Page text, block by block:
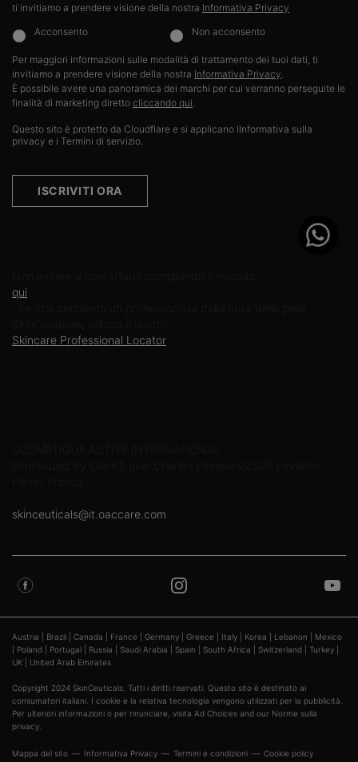
ti invitiamo a prendere visione della nostra Informativa Privacy
Acconsento
Non acconsento
Per maggiori informazioni sulle modalità di trattamento dei tuoi dati, ti
invitiamo a prendere visione della nostra Informativa Privacy.​
È possibile avere una panoramica dei marchi per cui verranno perseguite le
finalità di marketing diretto cliccando qui.
Questo sito è protetto da Cloudflare e si applicano lInformativa sulla
privacy e i Termini di servizio.
ISCRIVITI ORA
qui
Skincare Professional Locator
skinceuticals@it.oaccare.com
Austria Brazil Canada France Germany Greece Italy Korea Lebanon
Mexico
Poland Portugal Russia Saudi Arabia Spain South Africa Switzerland Turkey
UK
United Arab Emirates
Copyright 2024 SkinCeuticals. Tutti i diritti riservati. Questo sito è destinato ai
consumatori italiani. I cookie e la relativa tecnologia vengono utilizzati per la pubblicità.
Per ulteriori informazioni o per rinunciare, visita Ad Choices and our Norme sulla
privacy
Mappa del sito Informativa Privacy Termini e condizioni Cookie policy